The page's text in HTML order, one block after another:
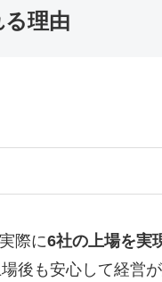
理由
際に6社の上場を実
後も安心して経営